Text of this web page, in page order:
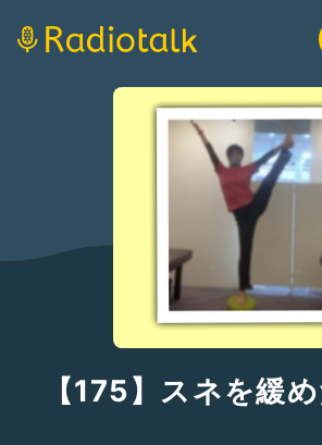
【175】スネを緩